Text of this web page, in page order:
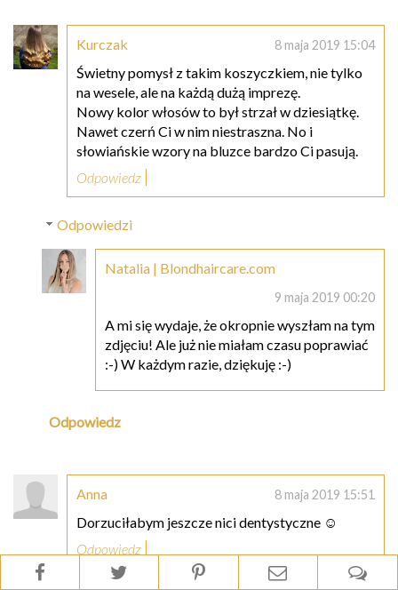
Kurczak 8 maja 2019 15:04
Świetny pomysł z takim koszyczkiem, nie tylko
na wesele, ale na każdą dużą imprezę.
Nowy kolor włosów to był strzał w dziesiątkę.
Nawet czerń Ci w nim niestraszna. No i
słowiańskie wzory na bluzce bardzo Ci pasują.
Odpowiedz
Odpowiedzi
Natalia | Blondhaircare.com
9 maja 2019 00:20
A mi się wydaje, że okropnie wyszłam na tym
zdjęciu! Ale już nie miałam czasu poprawiać
:-) W każdym razie, dziękuję :-)
Odpowiedz
Anna 8 maja 2019 15:51
Dorzuciłabym jeszcze nici dentystyczne ☺️
Odpowiedz